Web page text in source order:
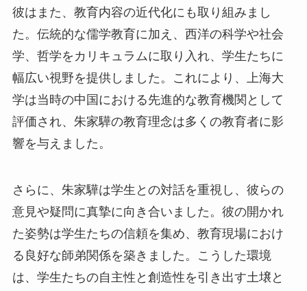
彼はまた、教育内容の近代化にも取り組みまし
た。伝統的な儒学教育に加え、西洋の科学や社会
学、哲学をカリキュラムに取り入れ、学生たちに
幅広い視野を提供しました。これにより、上海大
学は当時の中国における先進的な教育機関として
評価され、朱家驊の教育理念は多くの教育者に影
響を与えました。
さらに、朱家驊は学生との対話を重視し、彼らの
意見や疑問に真摯に向き合いました。彼の開かれ
た姿勢は学生たちの信頼を集め、教育現場におけ
る良好な師弟関係を築きました。こうした環境
は、学生たちの自主性と創造性を引き出す土壌と